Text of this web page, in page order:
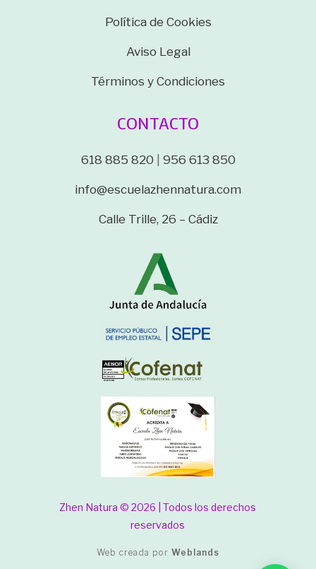
Política de Cookies
Aviso Legal
Términos y Condiciones
CONTACTO
618 885 820 956 613 850
info@escuelazhennatura.com
Calle Trille, 26 – Cádiz
Zhen Natura © 2026 | Todos los derechos
reservados
Web creada por Weblands